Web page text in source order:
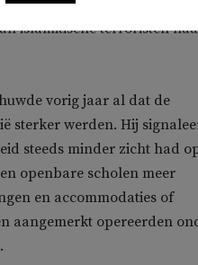
dat het gebied rond Velika
islamitische terroristen
vorig jaar al dat de
sterker werden. Hij
steeds minder zicht had
openbare scholen meer
en accommodaties of
aangemerkt opereerden